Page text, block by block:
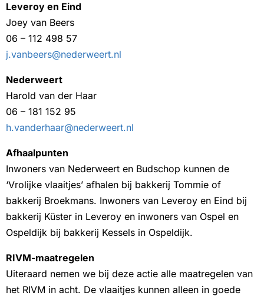
Leveroy en Eind
Joey van Beers
06 – 112 498 57
j.vanbeers@nederweert.nl
Nederweert
Harold van der Haar
06 – 181 152 95
h.vanderhaar@nederweert.nl
Afhaalpunten
Inwoners van Nederweert en Budschop kunnen de
‘Vrolijke vlaaitjes’ afhalen bij bakkerij Tommie of
bakkerij Broekmans. Inwoners van Leveroy en Eind bij
bakkerij Küster in Leveroy en inwoners van Ospel en
Ospeldijk bij bakkerij Kessels in Ospeldijk.
RIVM-maatregelen
Uiteraard nemen we bij deze actie alle maatregelen van
het RIVM in acht. De vlaaitjes kunnen alleen in goede